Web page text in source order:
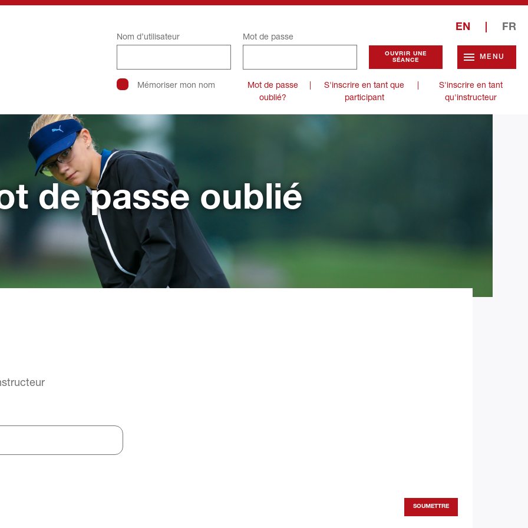
EN FR
Nom d’utilisateur Mot de passe
Mémoriser mon nom
Mot de passe
oublié?
|
S'inscrire en tant que
participant
|
S'inscrire en tant
qu'instructeur
MENU
de passe oublié